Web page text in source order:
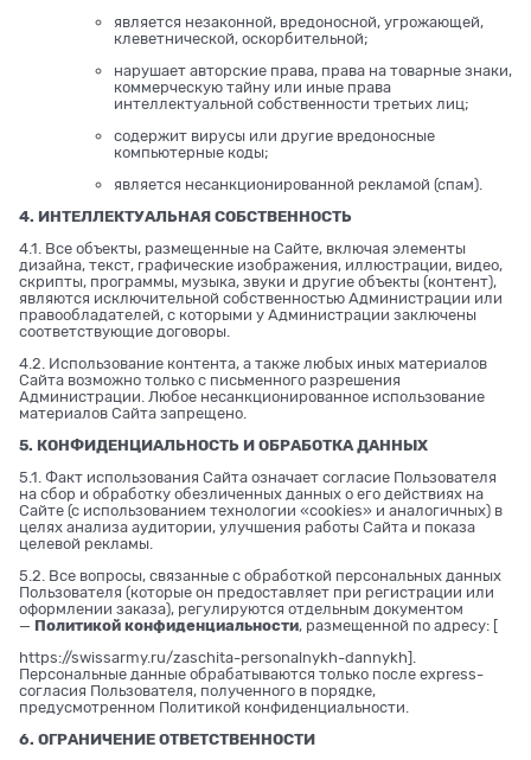
является незаконной, вредоносной, угрожающей,
клеветнической, оскорбительной;
нарушает авторские права, права на товарные знаки,
коммерческую тайну или иные права
интеллектуальной собственности третьих лиц;
содержит вирусы или другие вредоносные
компьютерные коды;
является несанкционированной рекламой (спам).
4. ИНТЕЛЛЕКТУАЛЬНАЯ СОБСТВЕННОСТЬ
4.1. Все объекты, размещенные на Сайте, включая элементы
дизайна, текст, графические изображения, иллюстрации, видео,
скрипты, программы, музыка, звуки и другие объекты (контент),
являются исключительной собственностью Администрации или
правообладателей, с которыми у Администрации заключены
соответствующие договоры.
4.2. Использование контента, а также любых иных материалов
Сайта возможно только с письменного разрешения
Администрации. Любое несанкционированное использование
материалов Сайта запрещено.
5. КОНФИДЕНЦИАЛЬНОСТЬ И ОБРАБОТКА ДАННЫХ
5.1. Факт использования Сайта означает согласие Пользователя
на сбор и обработку обезличенных данных о его действиях на
Сайте (с использованием технологии «cookies» и аналогичных) в
целях анализа аудитории, улучшения работы Сайта и показа
целевой рекламы.
5.2. Все вопросы, связанные с обработкой персональных данных
Пользователя (которые он предоставляет при регистрации или
оформлении заказа), регулируются отдельным документом
— Политикой конфиденциальности, размещенной по адресу: [
https://swissarmy.ru/zaschita-personalnykh-dannykh].
Персональные данные обрабатываются только после express-
согласия Пользователя, полученного в порядке,
предусмотренном Политикой конфиденциальности.
6. ОГРАНИЧЕНИЕ ОТВЕТСТВЕННОСТИ